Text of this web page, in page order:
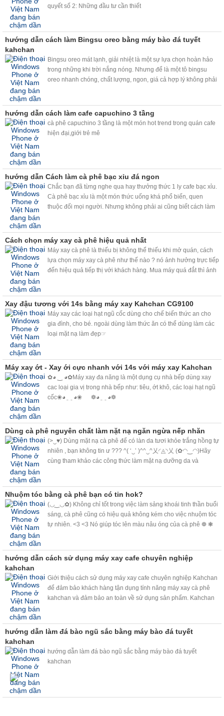
quyết số 2: Những đầu tư cần thiết
hướng dẫn cách làm Bingsu oreo bằng máy bào đá tuyết
kahchan
Bingsu oreo mát lạnh, giải nhiệt là một sự lựa chọn hoàn hảo
trong những khi trời nắng nóng. Nhưng để là một tô bingsu
oreo nhanh chóng, chất lượng, ngon, giá cả hợp lý không phải
hướng dẫn cách làm cafe capuchino 3 tầng
cà phê capuchino 3 tầng là một món hot trend trong quán cafe
hiện đại,giới trẻ mê
hướng dẫn Cách làm cà phê bạc xỉu đá ngon
Chắc bạn đã từng nghe qua hay thưởng thức 1 ly cafe bạc xỉu.
Cà phê bạc xỉu là một món thức uống khá phổ biến, quen
thuộc đối mọi người. Nhưng không phải ai cũng biết cách làm
ly cafe bac xỉu ngon như ý.
Cách chọn máy xay cà phê hiệu quả nhất
Máy xay cà phê là thiếu bị không thể thiếu khi mở quán, cách
lựa chọn máy xay cà phê như thế nào ? nó ảnh hưởng trực tiếp
đến hiệu quả tiếp thị với khách hàng. Mua máy quá đắt thì ảnh
Xay đậu tương với 14s bằng máy xay Kahchan CG9100
Máy xay các loại hạt ngũ cốc dùng cho chế biến thức an cho
gia đình, cho bé. ngoài dùng làm thức ăn có thể dùng làm các
loại mặt nạ làm đẹp☞
Máy xay ớt - Xay ới cực nhanh với 14s với máy xay Kahchan
✿◕ ‿ ◕✿Máy xay đa năng là một dụng cụ nhà bếp dùng xay
cac loại gia vị trong nhà bếp như: tiêu, ớt khô, các loại hạt ngũ
cốc❀◕ ‿ ◕❀ ❁◕ ‿ ◕❁
Dùng cà phê nguyên chất làm nặt nạ ngăn ngừa nếp nhăn
(>‿♥) Dùng mặt nạ cà phê để có làn da tươi khỏe trắng hồng tự
nhiên , bạn không tin ư ??? ^( ‘‿’ )^^‿^乂◜◬◝乂 (✿◠‿◠)Hãy
cùng tham khảo các công thức làm mặt nạ dưỡng da và
mang lại. <3<3
Nhuộm tóc bằng cà phê bạn có tin hok?
(◡‿◡✿) Không chỉ tốt trong việc làm sảng khoái tinh thần buổi
sáng, cà phê cũng có hiệu quả không kém cho việc nhuộm tóc
tự nhiên. <3 <3 Nó giúp tóc lên màu nâu óng của cà phê ❁ ❃
hướng dẫn cách sử dụng máy xay cafe chuyên nghiệp
kahchan
Giới thiệu cách sử dụng máy xay cafe chuyên nghiệp Kahchan
để đảm bảo khách hàng tận dụng tính năng máy xay cà phê
kahchan và đảm bảo an toàn về sử dụng sản phẩm. Kahchan
hướng dẫn làm đá bào ngũ sắc bằng máy bào đá tuyết
kahchan
hướng dẫn làm đá bào ngũ sắc bằng máy bào đá tuyết
kahchan